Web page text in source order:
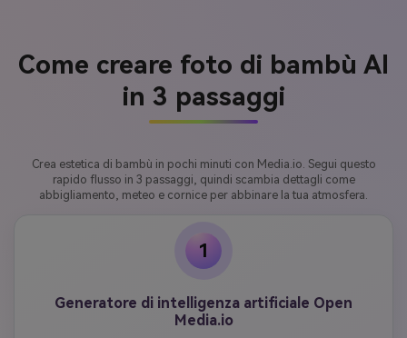
Come creare foto di bambù AI
in 3 passaggi
Crea estetica di bambù in pochi minuti con Media.io. Segui questo
rapido flusso in 3 passaggi, quindi scambia dettagli come
abbigliamento, meteo e cornice per abbinare la tua atmosfera.
1
Generatore di intelligenza artificiale Open
Media.io